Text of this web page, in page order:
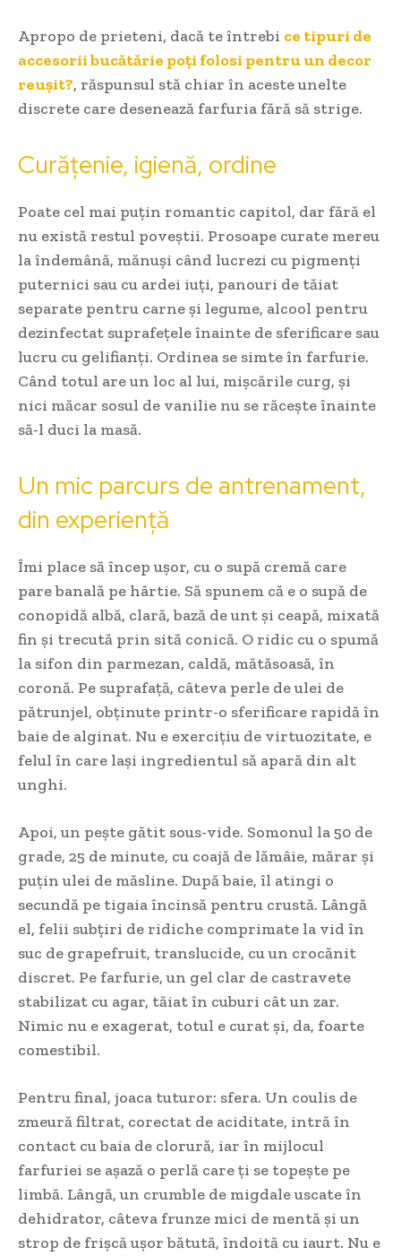
Apropo de prieteni, dacă te întrebi ce tipuri de
accesorii bucătărie poți folosi pentru un decor
reușit?, răspunsul stă chiar în aceste unelte
discrete care desenează farfuria fără să strige.
Curățenie, igienă, ordine
Poate cel mai puțin romantic capitol, dar fără el
nu există restul poveștii. Prosoape curate mereu
la îndemână, mănuși când lucrezi cu pigmenți
puternici sau cu ardei iuți, panouri de tăiat
separate pentru carne și legume, alcool pentru
dezinfectat suprafețele înainte de sferificare sau
lucru cu gelifianți. Ordinea se simte în farfurie.
Când totul are un loc al lui, mișcările curg, și
nici măcar sosul de vanilie nu se răcește înainte
să-l duci la masă.
Un mic parcurs de antrenament,
din experiență
Îmi place să încep ușor, cu o supă cremă care
pare banală pe hârtie. Să spunem că e o supă de
conopidă albă, clară, bază de unt și ceapă, mixată
fin și trecută prin sită conică. O ridic cu o spumă
la sifon din parmezan, caldă, mătăsoasă, în
coronă. Pe suprafață, câteva perle de ulei de
pătrunjel, obținute printr-o sferificare rapidă în
baie de alginat. Nu e exercițiu de virtuozitate, e
felul în care lași ingredientul să apară din alt
unghi.
Apoi, un pește gătit sous-vide. Somonul la 50 de
grade, 25 de minute, cu coajă de lămâie, mărar și
puțin ulei de măsline. După baie, îl atingi o
secundă pe tigaia încinsă pentru crustă. Lângă
el, felii subțiri de ridiche comprimate la vid în
suc de grapefruit, translucide, cu un crocănit
discret. Pe farfurie, un gel clar de castravete
stabilizat cu agar, tăiat în cuburi cât un zar.
Nimic nu e exagerat, totul e curat și, da, foarte
comestibil.
Pentru final, joaca tuturor: sfera. Un coulis de
zmeură filtrat, corectat de aciditate, intră în
contact cu baia de clorură, iar în mijlocul
farfuriei se așază o perlă care ți se topește pe
limbă. Lângă, un crumble de migdale uscate în
dehidrator, câteva frunze mici de mentă și un
strop de frișcă ușor bătută, îndoită cu iaurt. Nu e